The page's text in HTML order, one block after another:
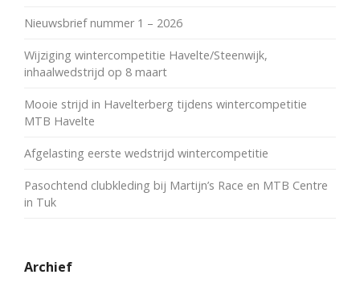
Nieuwsbrief nummer 1 – 2026
Wijziging wintercompetitie Havelte/Steenwijk,
inhaalwedstrijd op 8 maart
Mooie strijd in Havelterberg tijdens wintercompetitie
MTB Havelte
Afgelasting eerste wedstrijd wintercompetitie
Pasochtend clubkleding bij Martijn’s Race en MTB Centre
in Tuk
Archief